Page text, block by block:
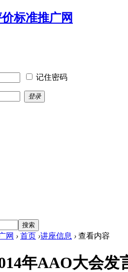
记住密码
登录
搜索
网 › 首页 ›讲座信息 › 查看内容
年AAO大会发